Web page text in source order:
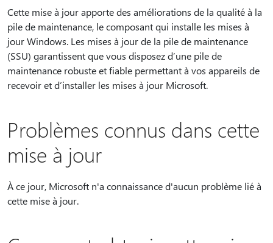
Cette mise à jour apporte des améliorations de la qualité à la
pile de maintenance, le composant qui installe les mises à
jour Windows. Les mises à jour de la pile de maintenance
(SSU) garantissent que vous disposez d’une pile de
maintenance robuste et fiable permettant à vos appareils de
recevoir et d’installer les mises à jour Microsoft.
Problèmes connus dans cette
mise à jour
À ce jour, Microsoft n'a connaissance d'aucun problème lié à
cette mise à jour.